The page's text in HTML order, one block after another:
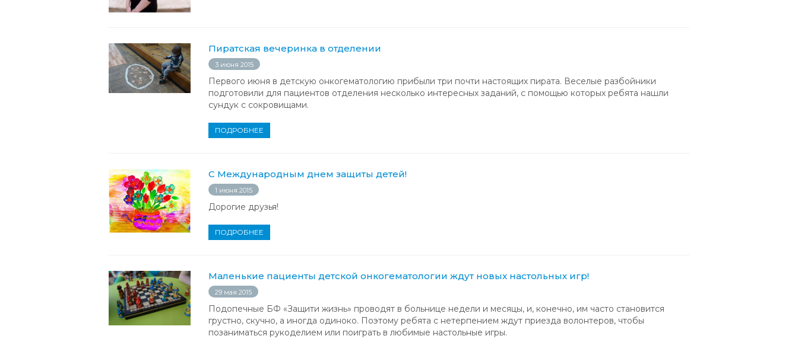
Пиратская вечеринка в отделении
3 июня 2015
Первого июня в детскую онкогематологию прибыли три почти настоящих пирата. Веселые разбойники
подготовили для пациентов отделения несколько интересных заданий, с помощью которых ребята нашли
сундук с сокровищами.
ПОДРОБНЕЕ
С Международным днем защиты детей!
1 июня 2015
Дорогие друзья!
ПОДРОБНЕЕ
Маленькие пациенты детской онкогематологии ждут новых настольных игр!
29 мая 2015
Подопечные БФ «Защити жизнь» проводят в больнице недели и месяцы, и, конечно, им часто становится
грустно, скучно, а иногда одиноко. Поэтому ребята с нетерпением ждут приезда волонтеров, чтобы
позаниматься рукоделием или поиграть в любимые настольные игры.